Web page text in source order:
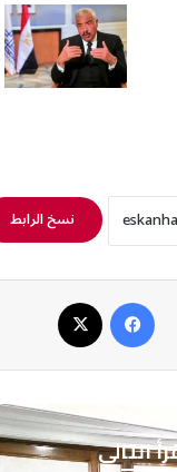
نسخ الرابط
التالي